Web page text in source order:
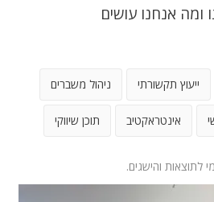
ומה אנחנו עושים
ייעוץ תקשורתי ניהול משברים
אינטראקטיב תוכן שיווקי